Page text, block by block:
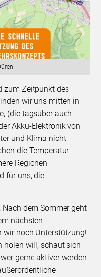
zum Zeitpunkt des
wir uns mitten in
(die tagsüber auch
Akku-Elektronik von
und Klima nicht
die Temperatur-
Regionen
für uns, die
dem Sommer geht
nächsten
wir noch Unterstützung!
holen will, schaut sich
gerne aktiver werden